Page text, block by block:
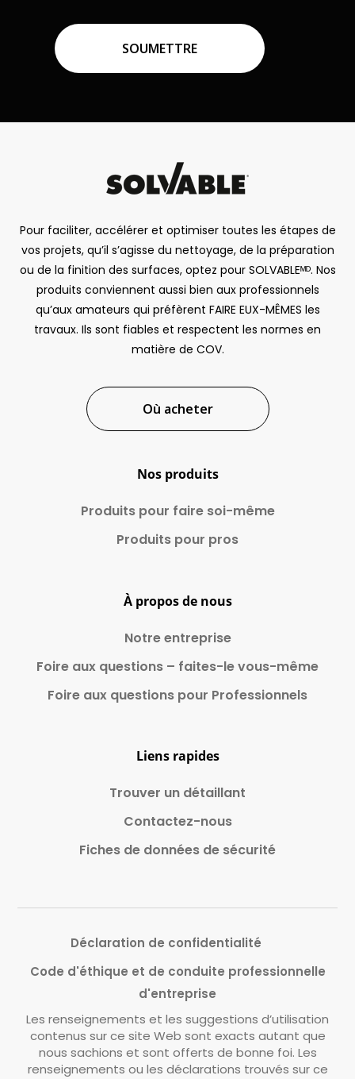
Pour faciliter, accélérer et optimiser toutes les étapes de
vos projets, qu’il s’agisse du nettoyage, de la préparation
ou de la finition des surfaces, optez pour SOLVABLEᴹᴰ. Nos
produits conviennent aussi bien aux professionnels
qu’aux amateurs qui préfèrent FAIRE EUX-MÊMES les
travaux. Ils sont fiables et respectent les normes en
matière de COV.
Où acheter
Nos produits
Produits pour faire soi-même
Produits pour pros
À propos de nous
Notre entreprise
Foire aux questions – faites-le vous-même
Foire aux questions pour Professionnels
Liens rapides
Trouver un détaillant
Contactez-nous
Fiches de données de sécurité
Déclaration de confidentialité
Code d'éthique et de conduite professionnelle
d'entreprise
Les renseignements et les suggestions d’utilisation
contenus sur ce site Web sont exacts autant que
nous sachions et sont offerts de bonne foi. Les
renseignements ou les déclarations trouvés sur ce